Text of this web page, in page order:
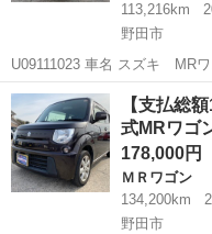
113,216km
野田市
U09111023 車名 スズキ MRワゴン グレード
ルメタリック 年式 平成27年9
作動確認済み
千葉 野田市 ＭＲワゴン
【支払総
式MRワゴ
178,000円
ＭＲワゴン
134,200km
野田市